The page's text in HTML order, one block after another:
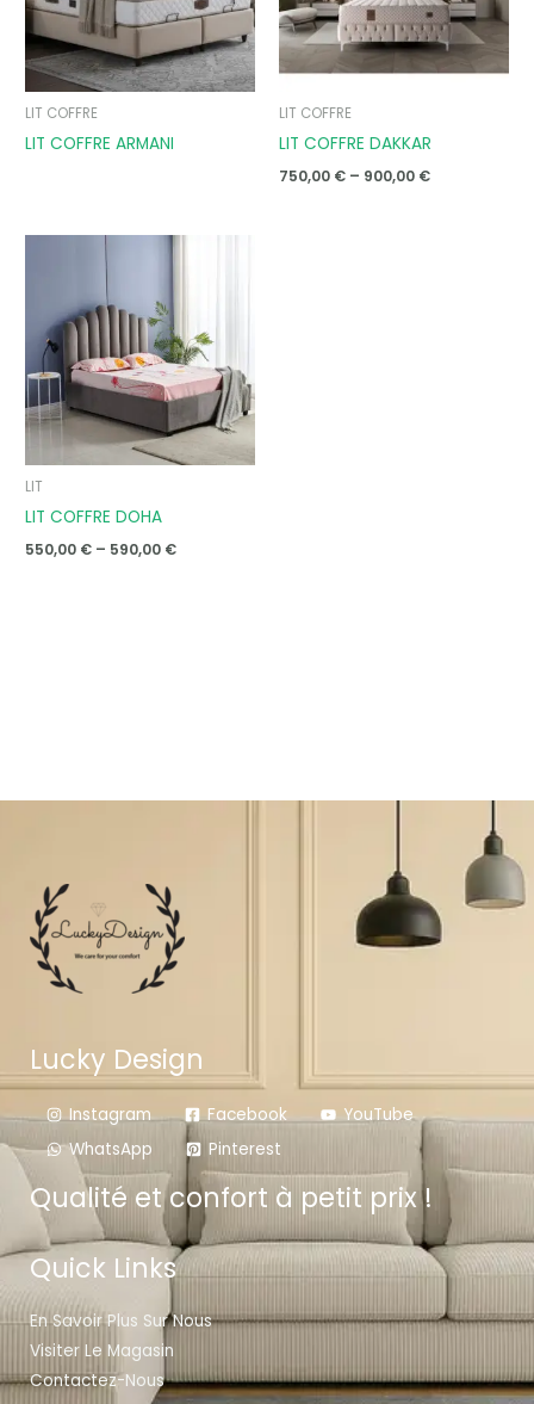
LIT COFFRE
LIT COFFRE ARMANI
LIT COFFRE
LIT COFFRE DAKKAR
750,00 € – 900,00 €
LIT
LIT COFFRE DOHA
550,00 € – 590,00 €
Lucky Design
Instagram Facebook
YouTube
WhatsApp
Pinterest
Qualité et confort à petit prix !
Quick Links
En Savoir Plus Sur Nous
Visiter Le Magasin
Contactez-Nous